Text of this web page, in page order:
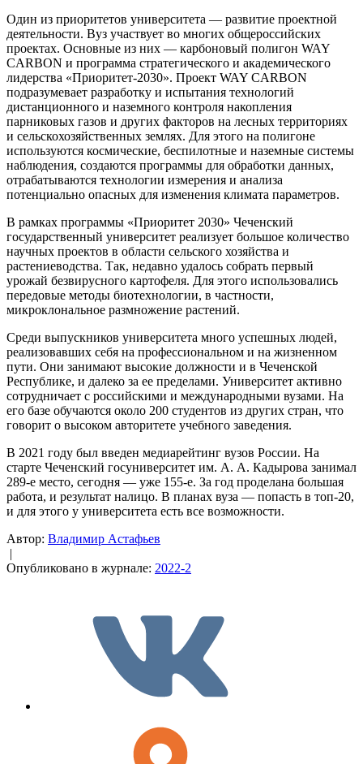
Один из приоритетов университета — развитие проектной
деятельности. Вуз участвует во многих общероссийских
проектах. Основные из них — карбоновый полигон WAY
CARBON и программа стратегического и академического
лидерства «Приоритет-2030». Проект WAY CARBON
подразумевает разработку и испытания технологий
дистанционного и наземного контроля накопления
парниковых газов и других факторов на лесных территориях
и сельскохозяйственных землях. Для этого на полигоне
используются космические, беспилотные и наземные системы
наблюдения, создаются программы для обработки данных,
отрабатываются технологии измерения и анализа
потенциально опасных для изменения климата параметров.
В рамках программы «Приоритет 2030» Чеченский
государственный университет реализует большое количество
научных проектов в области сельского хозяйства и
растениеводства. Так, недавно удалось собрать первый
урожай безвирусного картофеля. Для этого использовались
передовые методы биотехнологии, в частности,
микроклональное размножение растений.
Среди выпускников университета много успешных людей,
реализовавших себя на профессиональном и на жизненном
пути. Они занимают высокие должности и в Чеченской
Республике, и далеко за ее пределами. Университет активно
сотрудничает с российскими и международными вузами. На
его базе обучаются около 200 студентов из других стран, что
говорит о высоком авторитете учебного заведения.
В 2021 году был введен медиарейтинг вузов России. На
старте Чеченский госуниверситет им. А. А. Кадырова занимал
289-е место, сегодня — уже 155-е. За год проделана большая
работа, и результат налицо. В планах вуза — попасть в топ-20,
и для этого у университета есть все возможности.
Автор: Владимир Астафьев
|
Опубликовано в журнале: 2022-2